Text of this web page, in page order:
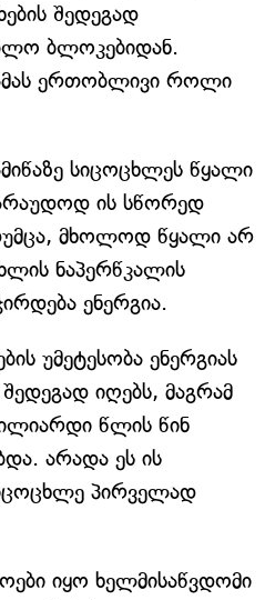
შედეგად
ბლოკებიდან.
ერთობლივი როლი
სიცოცხლეს წყალი
ის სწორედ
მხოლოდ წყალი არ
ნაპერწკალის
ენერგია.
უმეტესობა ენერგიას
იღებს, მაგრამ
წლის წინ
არადა ეს ის
პირველად
იყო ხელმისაწვდომი